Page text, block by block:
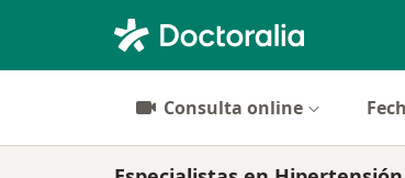
Consulta online